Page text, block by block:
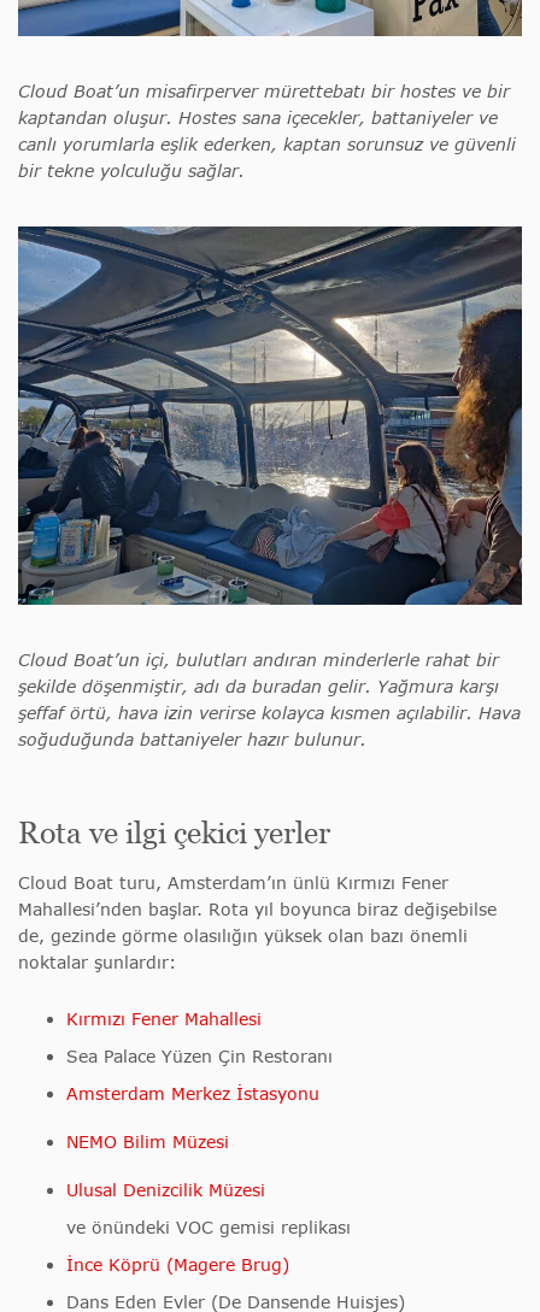
Cloud Boat’un misafirperver mürettebatı bir hostes ve bir
kaptandan oluşur. Hostes sana içecekler, battaniyeler ve
canlı yorumlarla eşlik ederken, kaptan sorunsuz ve güvenli
bir tekne yolculuğu sağlar.
Cloud Boat’un içi, bulutları andıran minderlerle rahat bir
şekilde döşenmiştir, adı da buradan gelir. Yağmura karşı
şeffaf örtü, hava izin verirse kolayca kısmen açılabilir. Hava
soğuduğunda battaniyeler hazır bulunur.
Rota ve ilgi çekici yerler
Cloud Boat turu, Amsterdam’ın ünlü Kırmızı Fener
Mahallesi’nden başlar. Rota yıl boyunca biraz değişebilse
de, gezinde görme olasılığın yüksek olan bazı önemli
noktalar şunlardır:
Kırmızı Fener Mahallesi
Sea Palace Yüzen Çin Restoranı
Amsterdam Merkez İstasyonu
NEMO Bilim Müzesi
Ulusal Denizcilik Müzesi
ve önündeki VOC gemisi replikası
İnce Köprü (Magere Brug)
Dans Eden Evler (De Dansende Huisjes)